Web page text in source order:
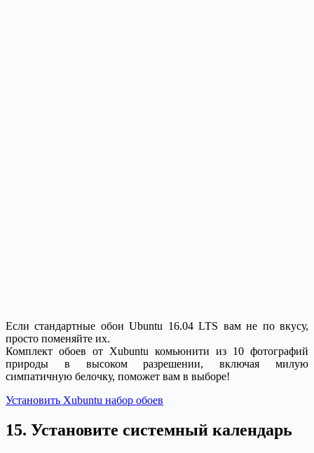
Если стандартные обои Ubuntu 16.04 LTS вам не по вкусу,
просто поменяйте их.
Комплект обоев от Xubuntu комьюнити из 10 фотографий
природы в высоком разрешении, включая милую
симпатичную белочку, поможет вам в выборе!
Установить Xubuntu набор обоев
15. Установите системный календарь